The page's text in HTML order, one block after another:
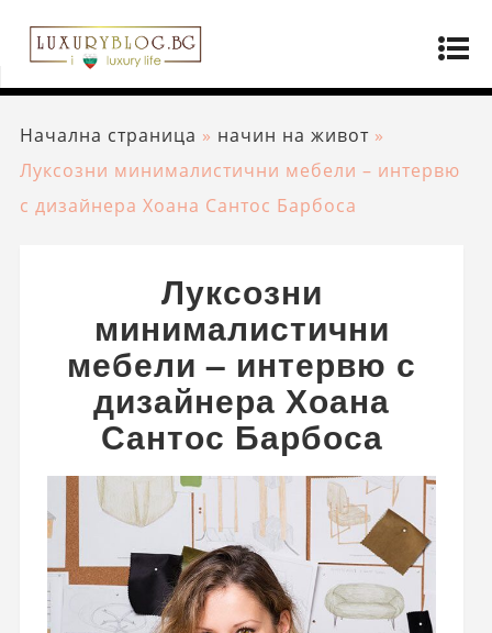
Начална страница » начин на живот»
Луксозни минималистични мебели – интервю
с дизайнера Хоана Сантос Барбоса
Луксозни
минималистични
мебели – интервю с
дизайнера Хоана
Сантос Барбоса